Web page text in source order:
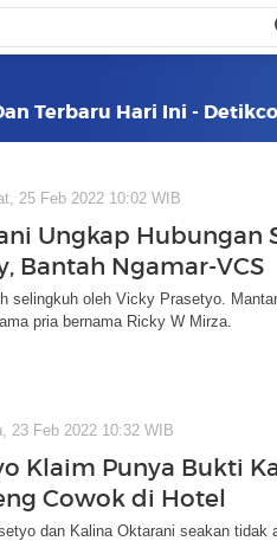
Terbaru Hari Ini -
25 Feb 2022 10:02 WIB
Ungkap Hubungan
Bantah Ngamar-VCS
selingkuh oleh Vicky Prasetyo.
pria bernama Ricky W Mirza.
23 Feb 2022 10:32 WIB
Klaim Punya Bukti
Cowok di Hotel
dan Kalina Oktarani seakan